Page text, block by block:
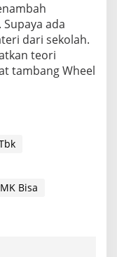
ada
dari sekolah.
teori
tambang Wheel
Bisa